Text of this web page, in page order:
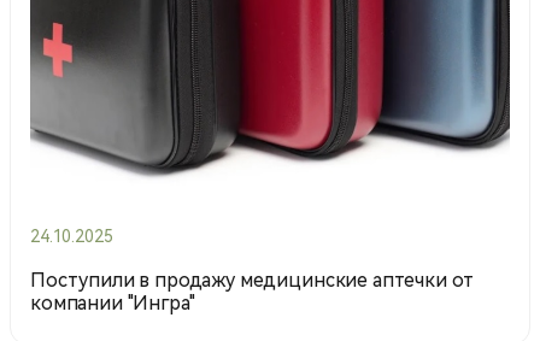
24.10.2025
Поступили в продажу медицинские аптечки от
компании "Ингра"